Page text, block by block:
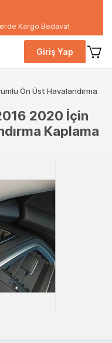
Kargo Bedava!
Giriş Yap
Ön Üst Havalandırma
2020 İçin
Kaplama